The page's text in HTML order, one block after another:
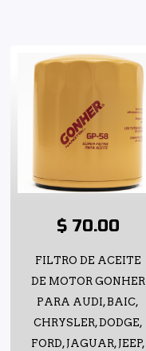
$ 70.00
FILTRO DE ACEITE
DE MOTOR GONHER
PARA AUDI, BAIC,
CHRYSLER, DODGE,
FORD, JAGUAR, JEEP,